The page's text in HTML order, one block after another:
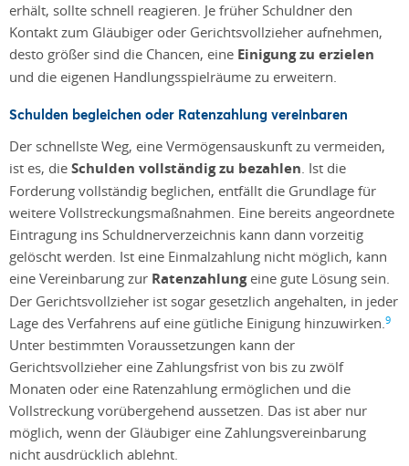
erhält, sollte schnell reagieren. Je früher Schuldner den
Kontakt zum Gläubiger oder Gerichtsvollzieher aufnehmen,
desto größer sind die Chancen, eine Einigung zu erzielen
und die eigenen Handlungsspielräume zu erweitern.
Schulden begleichen oder Ratenzahlung vereinbaren
Der schnellste Weg, eine Vermögensauskunft zu vermeiden,
ist es, die Schulden vollständig zu bezahlen. Ist die
Forderung vollständig beglichen, entfällt die Grundlage für
weitere Vollstreckungsmaßnahmen. Eine bereits angeordnete
Eintragung ins Schuldnerverzeichnis kann dann vorzeitig
gelöscht werden. Ist eine Einmalzahlung nicht möglich, kann
eine Vereinbarung zur Ratenzahlungeine gute Lösung sein.
Der Gerichtsvollzieher ist sogar gesetzlich angehalten, in jeder
Lage des Verfahrens auf eine gütliche Einigung hinzuwirken.9
Unter bestimmten Voraussetzungen kann der
Gerichtsvollzieher eine Zahlungsfrist von bis zu zwölf
Monaten oder eine Ratenzahlung ermöglichen und die
Vollstreckung vorübergehend aussetzen. Das ist aber nur
möglich, wenn der Gläubiger eine Zahlungsvereinbarung
nicht ausdrücklich ablehnt.